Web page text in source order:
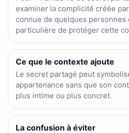
examiner la complicité créée
connue de quelques personnes
particulière de protéger cette
Ce que le contexte ajoute
Le secret partagé peut
appartenance sans que son
plus intime ou plus concret.
La confusion à éviter